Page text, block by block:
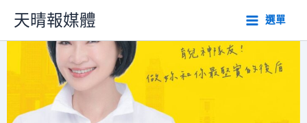
主
天晴報媒體 選單